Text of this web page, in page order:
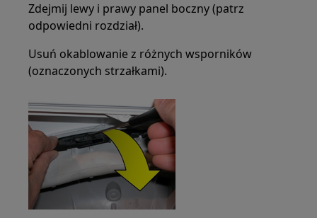
Zdejmij lewy i prawy panel boczny (patrz
odpowiedni rozdział).
Usuń okablowanie z różnych wsporników
(oznaczonych strzałkami).